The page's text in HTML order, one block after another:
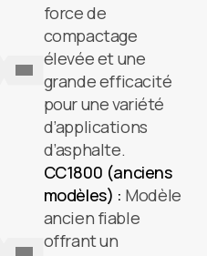
force de
compactage
élevée et une
grande efficacité
pour une variété
d’applications
d’asphalte.
CC1800 (anciens
modèles) : Modèle
ancien fiable
offrant un